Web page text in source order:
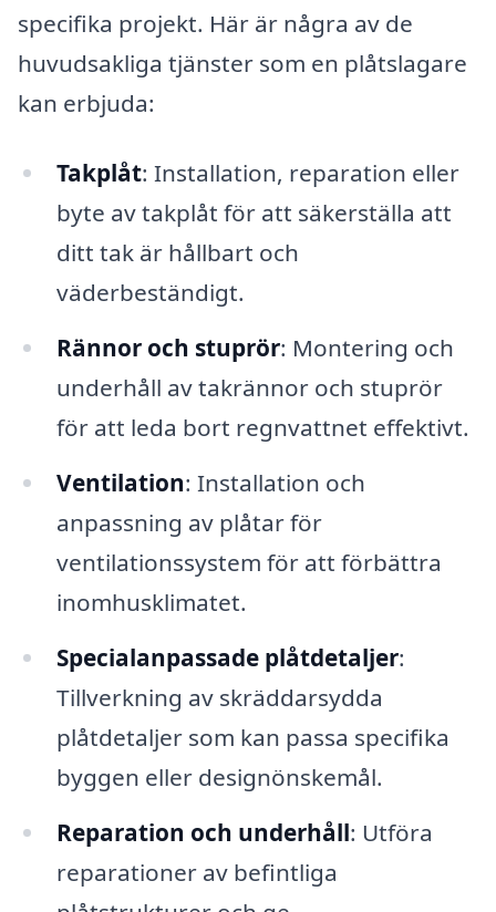
specifika projekt. Här är några av de
huvudsakliga tjänster som en plåtslagare
kan erbjuda:
Takplåt: Installation, reparation eller
byte av takplåt för att säkerställa att
ditt tak är hållbart och
väderbeständigt.
Rännor och stuprör: Montering och
underhåll av takrännor och stuprör
för att leda bort regnvattnet effektivt.
Ventilation: Installation och
anpassning av plåtar för
ventilationssystem för att förbättra
inomhusklimatet.
Specialanpassade plåtdetaljer:
Tillverkning av skräddarsydda
plåtdetaljer som kan passa specifika
byggen eller designönskemål.
Reparation och underhåll: Utföra
reparationer av befintliga